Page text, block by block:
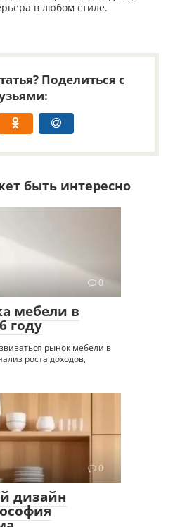
в любом стиле.
Поделиться с
быть интересно
0
мебели в
году
рынок мебели в
роста доходов,
0
дизайн